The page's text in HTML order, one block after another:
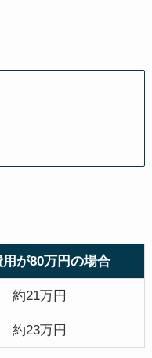
用が80万円の場合
約21万円
約23万円